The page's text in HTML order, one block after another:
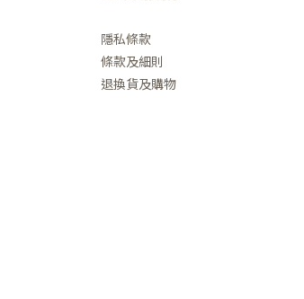
隱私條款
條款及細則
退換貨及購物